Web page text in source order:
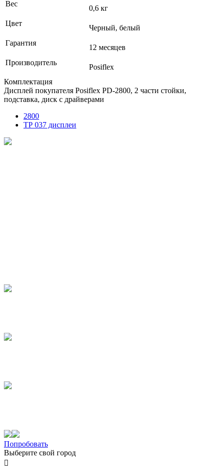
Вес
0,6 кг
Цвет
Черный, белый
Гарантия
12 месяцев
Производитель
Posiflex
Комплектация
Дисплей покупателя Posiflex PD-2800, 2 части стойки,
подставка, диск с драйверами
2800
ТР 037 дисплеи
Попробовать
Выберите свой город
